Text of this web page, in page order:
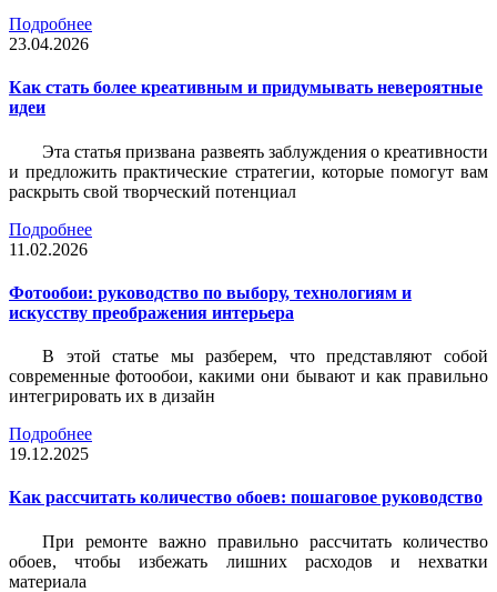
Подробнее
23.04.2026
Как стать более креативным и придумывать невероятные
идеи
Эта статья призвана развеять заблуждения о креативности
и предложить практические стратегии, которые помогут вам
раскрыть свой творческий потенциал
Подробнее
11.02.2026
Фотообои: руководство по выбору, технологиям и
искусству преображения интерьера
В этой статье мы разберем, что представляют собой
современные фотообои, какими они бывают и как правильно
интегрировать их в дизайн
Подробнее
19.12.2025
Как рассчитать количество обоев: пошаговое руководство
При ремонте важно правильно рассчитать количество
обоев, чтобы избежать лишних расходов и нехватки
материала